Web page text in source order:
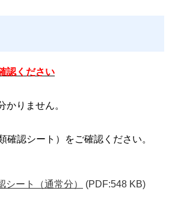
認ください
かりません。
確認シート）をご確認ください。
シート（通常分） (PDF:548 KB)